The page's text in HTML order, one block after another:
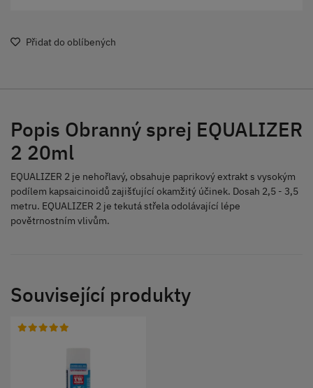
Přidat do oblíbených
Popis Obranný sprej EQUALIZER
2 20ml
EQUALIZER 2 je nehořlavý, obsahuje paprikový extrakt s vysokým
podílem kapsaicinoidů zajišťující okamžitý účinek. Dosah 2,5 - 3,5
metru. EQUALIZER 2 je tekutá střela odolávající lépe
povětrnostním vlivům.
Související produkty